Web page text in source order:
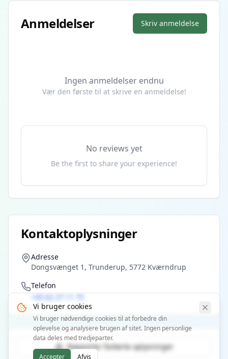
Anmeldelser Skriv anmeldelse
Ingen anmeldelser endnu
Vær den første til at skrive en anmeldelse!
No reviews yet
Be the first to share your experience!
Kontaktoplysninger
Adresse
Dongsvænget 1, Trunderup, 5772 Kværndrup
Telefon
+45 62 27 11 75
Rapporter forkerte oplysninger
Vi bruger cookies
Vi bruger nødvendige cookies til at forbedre din
oplevelse og analysere brugen af sitet. Ingen personlige
data deles med tredjeparter.
Accepter Afvis